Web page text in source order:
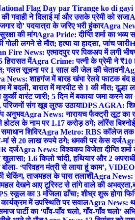
Flag Day par Tirange ko di gayi
गवाही ने दिलाई मां और उसके प्रेमी को सजा
दो’ पदयात्रा के जरिए भरी हुंकारAgra
की मांगAgra Pride: दीप्ति शर्मा का
लगने से मौत; हत्या या हादसा, जांच जारी
Fire News: एत्मादपुर पर पिकअप में लगी
हिरासत मेंAgra Crime: पत्नी के प्रेमी ने ₹10
गलत सूचना पर 1 साल की जेल की चेतावनी
News: शाहगंज में बारह खंभा रेलवे फाटक बंद
बदली, बारात में मारपीट से 1 की मौत; दूल्हा
वारंट जारी; 5 दिन में बकाया जमा करने
संग खूब लुत्फ उठायाDPS AGRA:
अनुभवAgra News: नारायच फैक्ट्री लूट का
के नाम पर 1.17 करोड़ ठगे; लॉरेंस
शिविरAgra Metro: RBS कॉलेज तक
मां से 20 लाख रुपये ठगे; धमकी पर केस दर्ज
दर्जAgra News: विश्वकप विजेता दीप्ति
1.6 किलो चांदी, हथियार और 2 अपराधी
‘परिवहन मंत्री से लाया हूं काम’,
चेकिंग, ताजमहल के पास तलाशीAgra News:
देखने आए टूरिस्ट से तांगे वाले की
स्कूल का 3 मंजिला ढाँचा; शीघ्र शुरू होगा
में उपस्थिति पर सवालAgra News:
पार्टी का ‘पाँव-पाँव चलो, गाँव-गाँव चलो’